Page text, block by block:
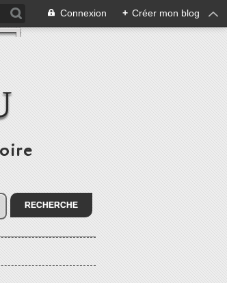
Connexion + Créer mon blog